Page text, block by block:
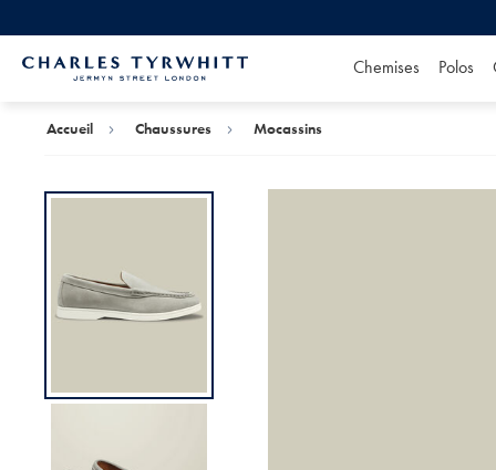
Chemises Polos
Accueil Chaussures Mocassins